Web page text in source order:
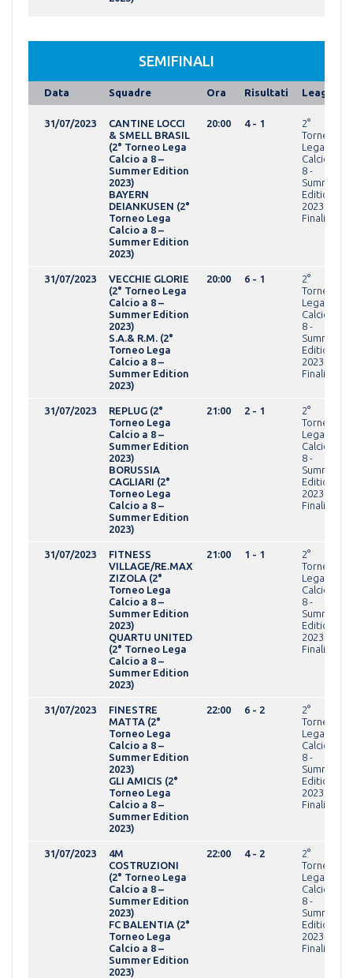
SEMIFINALI
Data Squadre Ora Risultati League
31/07/2023
CANTINE LOCCI
& SMELL BRASIL
(2° Torneo Lega
Calcio a 8 –
Summer Edition
2023)
BAYERN
DEIANKUSEN (2°
Torneo Lega
Calcio a 8 –
Summer Edition
2023)
20:00 4 - 1
2°
Torneo
Lega
Calcio a
8 -
Summer
Edition
2023Fasi
Finali
31/07/2023
VECCHIE GLORIE
(2° Torneo Lega
Calcio a 8 –
Summer Edition
2023)
S.A.& R.M. (2°
Torneo Lega
Calcio a 8 –
Summer Edition
2023)
20:00 6 - 1
2°
Torneo
Lega
Calcio a
8 -
Summer
Edition
2023Fasi
Finali
31/07/2023
REPLUG (2°
Torneo Lega
Calcio a 8 –
Summer Edition
2023)
BORUSSIA
CAGLIARI (2°
Torneo Lega
Calcio a 8 –
Summer Edition
2023)
21:00 2 - 1
2°
Torneo
Lega
Calcio a
8 -
Summer
Edition
2023Fasi
Finali
31/07/2023
FITNESS
VILLAGE/RE.MAX
ZIZOLA (2°
Torneo Lega
Calcio a 8 –
Summer Edition
2023)
QUARTU UNITED
(2° Torneo Lega
Calcio a 8 –
Summer Edition
2023)
21:00 1 - 1
2°
Torneo
Lega
Calcio a
8 -
Summer
Edition
2023Fasi
Finali
31/07/2023
FINESTRE
MATTA (2°
Torneo Lega
Calcio a 8 –
Summer Edition
2023)
GLI AMICIS (2°
Torneo Lega
Calcio a 8 –
Summer Edition
2023)
22:00 6 - 2
2°
Torneo
Lega
Calcio a
8 -
Summer
Edition
2023Fasi
Finali
31/07/2023
4M
COSTRUZIONI
(2° Torneo Lega
Calcio a 8 –
Summer Edition
2023)
FC BALENTIA (2°
Torneo Lega
Calcio a 8 –
Summer Edition
2023)
22:00 4 - 2
2°
Torneo
Lega
Calcio a
8 -
Summer
Edition
2023Fasi
Finali